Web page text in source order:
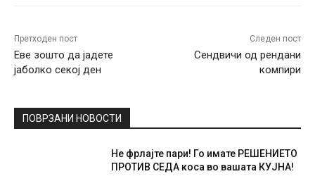
Претходен пост
Еве зошто да јадете
јаболко секој ден
Следен пост
Сендвичи од рендани
компири
ПОВРЗАНИ НОВОСТИ
Не фрлајте пари! Го имате РЕШЕНИЕТО
ПРОТИВ СЕДА коса во вашата КУЈНА!